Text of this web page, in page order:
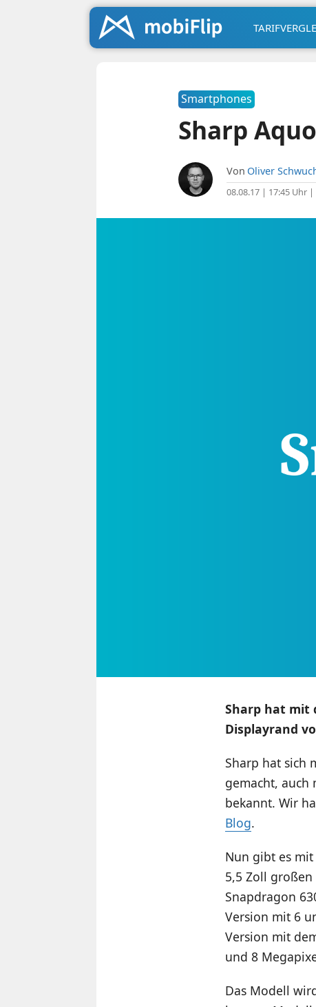
Smartphones
Sharp
Von Oliver
08.08.17 | 17:45 Uhr|
Sharp hat mit
Displayrand
Sharp hat sich
gemacht, auch
bekannt. Wir
Blog.
Nun gibt es
5,5 Zoll
Snapdragon
Version mit 6
Version mit
und 8
Das Modell